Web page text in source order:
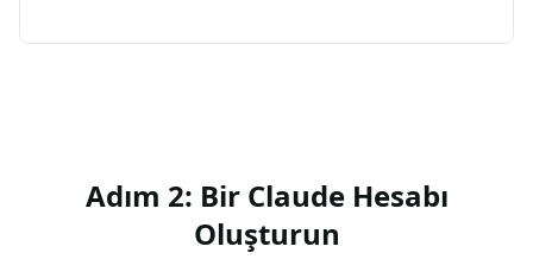
Adım 2: Bir Claude Hesabı
Oluşturun